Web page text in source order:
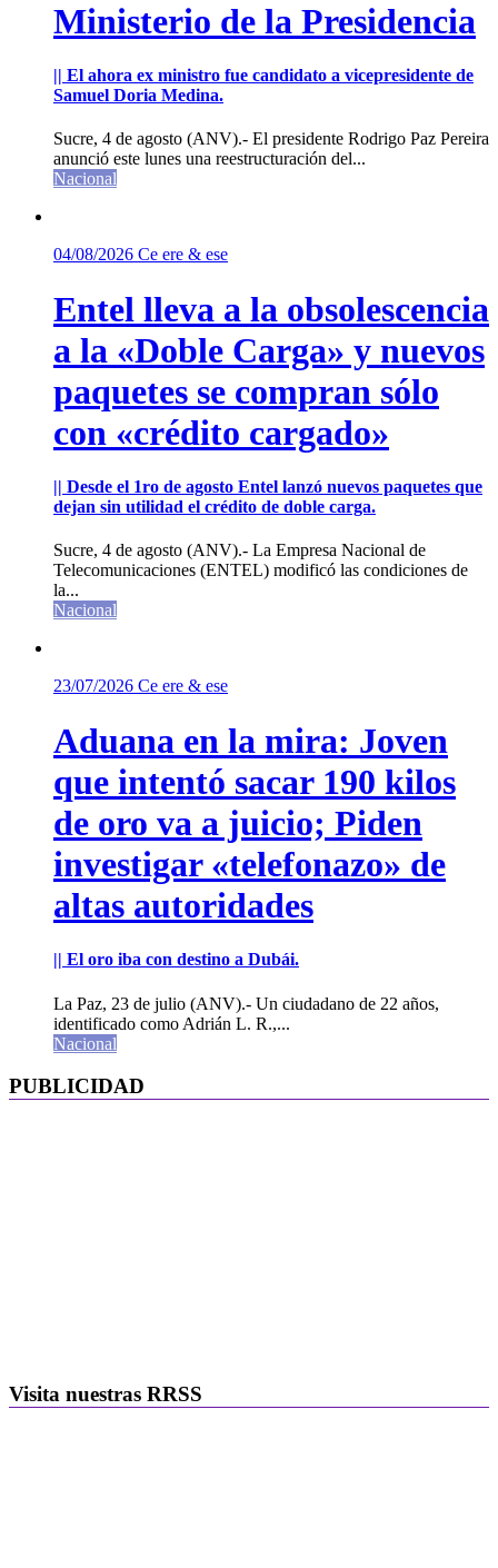
Ministerio de la Presidencia
|| El ahora ex ministro fue candidato a vicepresidente de
Samuel Doria Medina.
Sucre, 4 de agosto (ANV).- El presidente Rodrigo Paz Pereira
anunció este lunes una reestructuración del...
Nacional
04/08/2026 Ce ere & ese
Entel lleva a la obsolescencia
a la «Doble Carga» y nuevos
paquetes se compran sólo
con «crédito cargado»
|| Desde el 1ro de agosto Entel lanzó nuevos paquetes que
dejan sin utilidad el crédito de doble carga.
Sucre, 4 de agosto (ANV).- La Empresa Nacional de
Telecomunicaciones (ENTEL) modificó las condiciones de
la...
Nacional
23/07/2026 Ce ere & ese
Aduana en la mira: Joven
que intentó sacar 190 kilos
de oro va a juicio; Piden
investigar «telefonazo» de
altas autoridades
|| El oro iba con destino a Dubái.
La Paz, 23 de julio (ANV).- Un ciudadano de 22 años,
identificado como Adrián L. R.,...
Nacional
PUBLICIDAD
Visita nuestras RRSS